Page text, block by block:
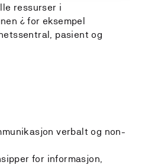
ressurser i
¿ for eksempel
pasient og
verbalt og non-
for informasjon,